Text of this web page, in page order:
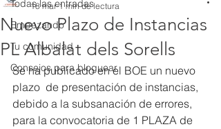
Todas las entradas
Empezando
Tu comunidad
Consejos para bloguear
Nuevo Plazo de Instancias
PL Albalat dels Sorells
18 mar 1 min de lectura
Se ha publicado en el BOE un nuevo
plazo  de presentación de instancias,
debido a la subsanación de errores,
para la convocatoria de 1 PLAZA de